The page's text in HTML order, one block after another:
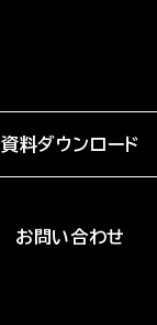
資料ダウンロード
お問い合わせ